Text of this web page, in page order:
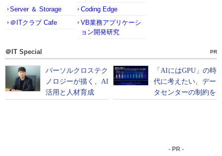
Server ＆ Storage
Coding Edge
＠ITクラブ Cafe
VB業務アプリケーシ
ョン開発研究
＠IT Special PR
- PR -